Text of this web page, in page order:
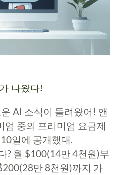
나왔다!
운 AI 소식이 들려왔어! 앤
엄 중의 프리미엄 요금제
10일에 공개했대.
? 월 $100(14만 4천원)부
만 8천원)까지 가